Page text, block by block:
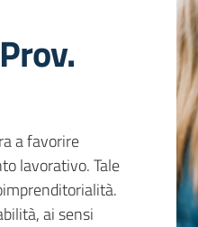
a favorire
lavorativo. Tale
ai sensi